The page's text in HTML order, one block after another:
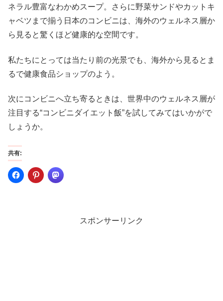
ネラル豊富なわかめスープ。さらに野菜サンドやカットキ
ャベツまで揃う日本のコンビニは、海外のウェルネス層か
ら見ると驚くほど健康的な空間です。
私たちにとっては当たり前の光景でも、海外から見るとま
るで健康食品ショップのよう。
次にコンビニへ立ち寄るときは、世界中のウェルネス層が
注目する“コンビニダイエット飯”を試してみてはいかがで
しょうか。
共有:
スポンサーリンク